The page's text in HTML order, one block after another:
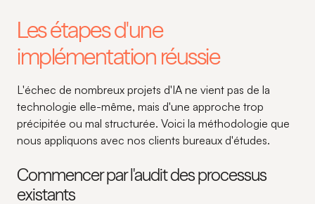
Les étapes d'une
implémentation réussie
L'échec de nombreux projets d'IA ne vient pas de la
technologie elle-même, mais d'une approche trop
précipitée ou mal structurée. Voici la méthodologie que
nous appliquons avec nos clients bureaux d'études.
Commencer par l'audit des processus
existants